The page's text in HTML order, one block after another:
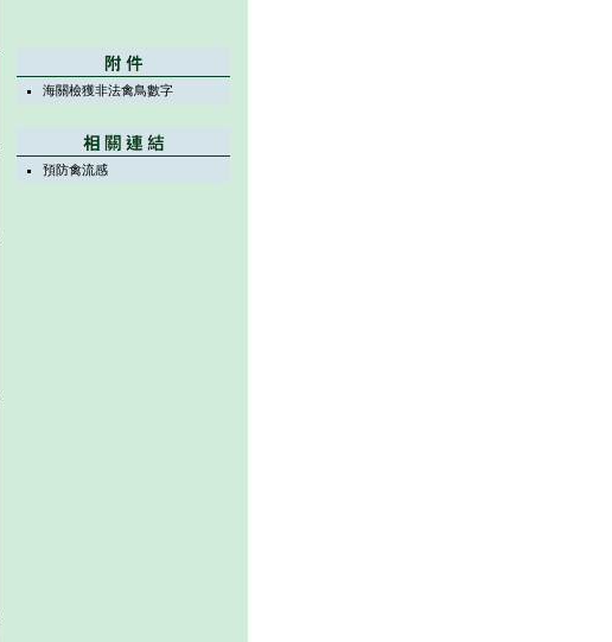
海關檢獲非法禽鳥數字
預防禽流感